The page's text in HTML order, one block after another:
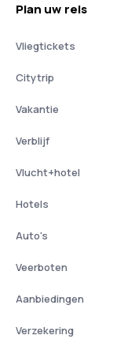
Plan uw reis
Vliegtickets
Citytrip
Vakantie
Verblijf
Vlucht+hotel
Hotels
Auto's
Veerboten
Aanbiedingen
Verzekering